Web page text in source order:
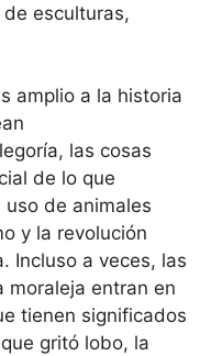
esculturas,
amplio a la historia
las cosas
de lo que
de animales
y la revolución
Incluso a veces, las
moraleja entran en
tienen significados
gritó lobo, la